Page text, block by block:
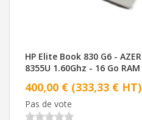
HP Elite Book 830 G6 -
8355U 1.60Ghz - 16 Go
400,00 € (333,33 € HT)
Pas de vote